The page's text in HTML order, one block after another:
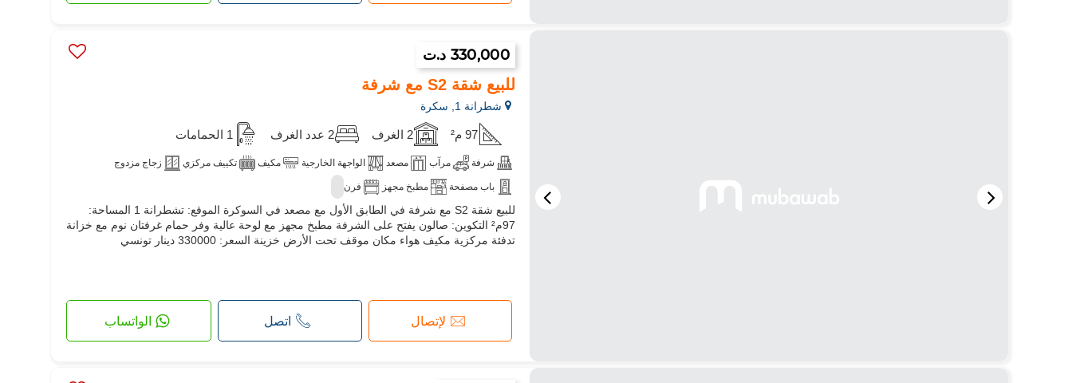
330,000 د.ت
للبيع شقة S2 مع شرفة
شطرانة 1, سكرة
97 م² 2 الغرف 2 عدد الغرف 1 الحمامات
شرفة مرآب مصعد الواجهة الخارجية مكيف تكييف مركزي زجاج مزدوج
باب مصفحة مطبخ مجهز فرن
للبيع شقة S2 مع شرفة في الطابق الأول مع مصعد في السوكرة الموقع: تشطرانة 1 المساحة:
97م² التكوين: صالون يفتح على الشرفة مطبخ مجهز مع لوحة عالية وفر حمام غرفتان نوم مع خزانة
تدفئة مركزية مكيف هواء مكان موقف تحت الأرض خزينة السعر: 330000 دينار تونسي
لإتصال اتصل الواتساب